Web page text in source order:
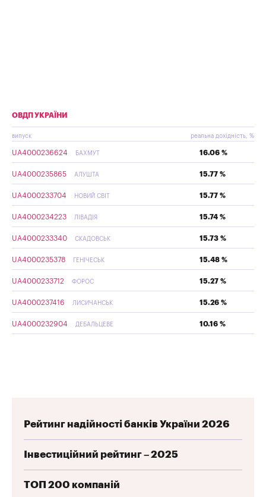
ОВДП УКРАЇНИ
випуск реальна дохідність, %
UA4000236624 БАХМУТ 16.06 %
UA4000235865 АЛУШТА 15.77 %
UA4000233704 НОВИЙ СВІТ 15.77 %
UA4000234223 ЛІВАДІЯ 15.74 %
UA4000233340 СКАДОВСЬК 15.73 %
UA4000235378 ГЕНІЧЕСЬК 15.48 %
UA4000233712 ФОРОС 15.27 %
UA4000237416 ЛИСИЧАНСЬК 15.26 %
UA4000232904 ДЕБАЛЬЦЕВЕ 10.16 %
Рейтинг надійності банків України 2026
Інвестиційний рейтинг – 2025
ТОП 200 компаній